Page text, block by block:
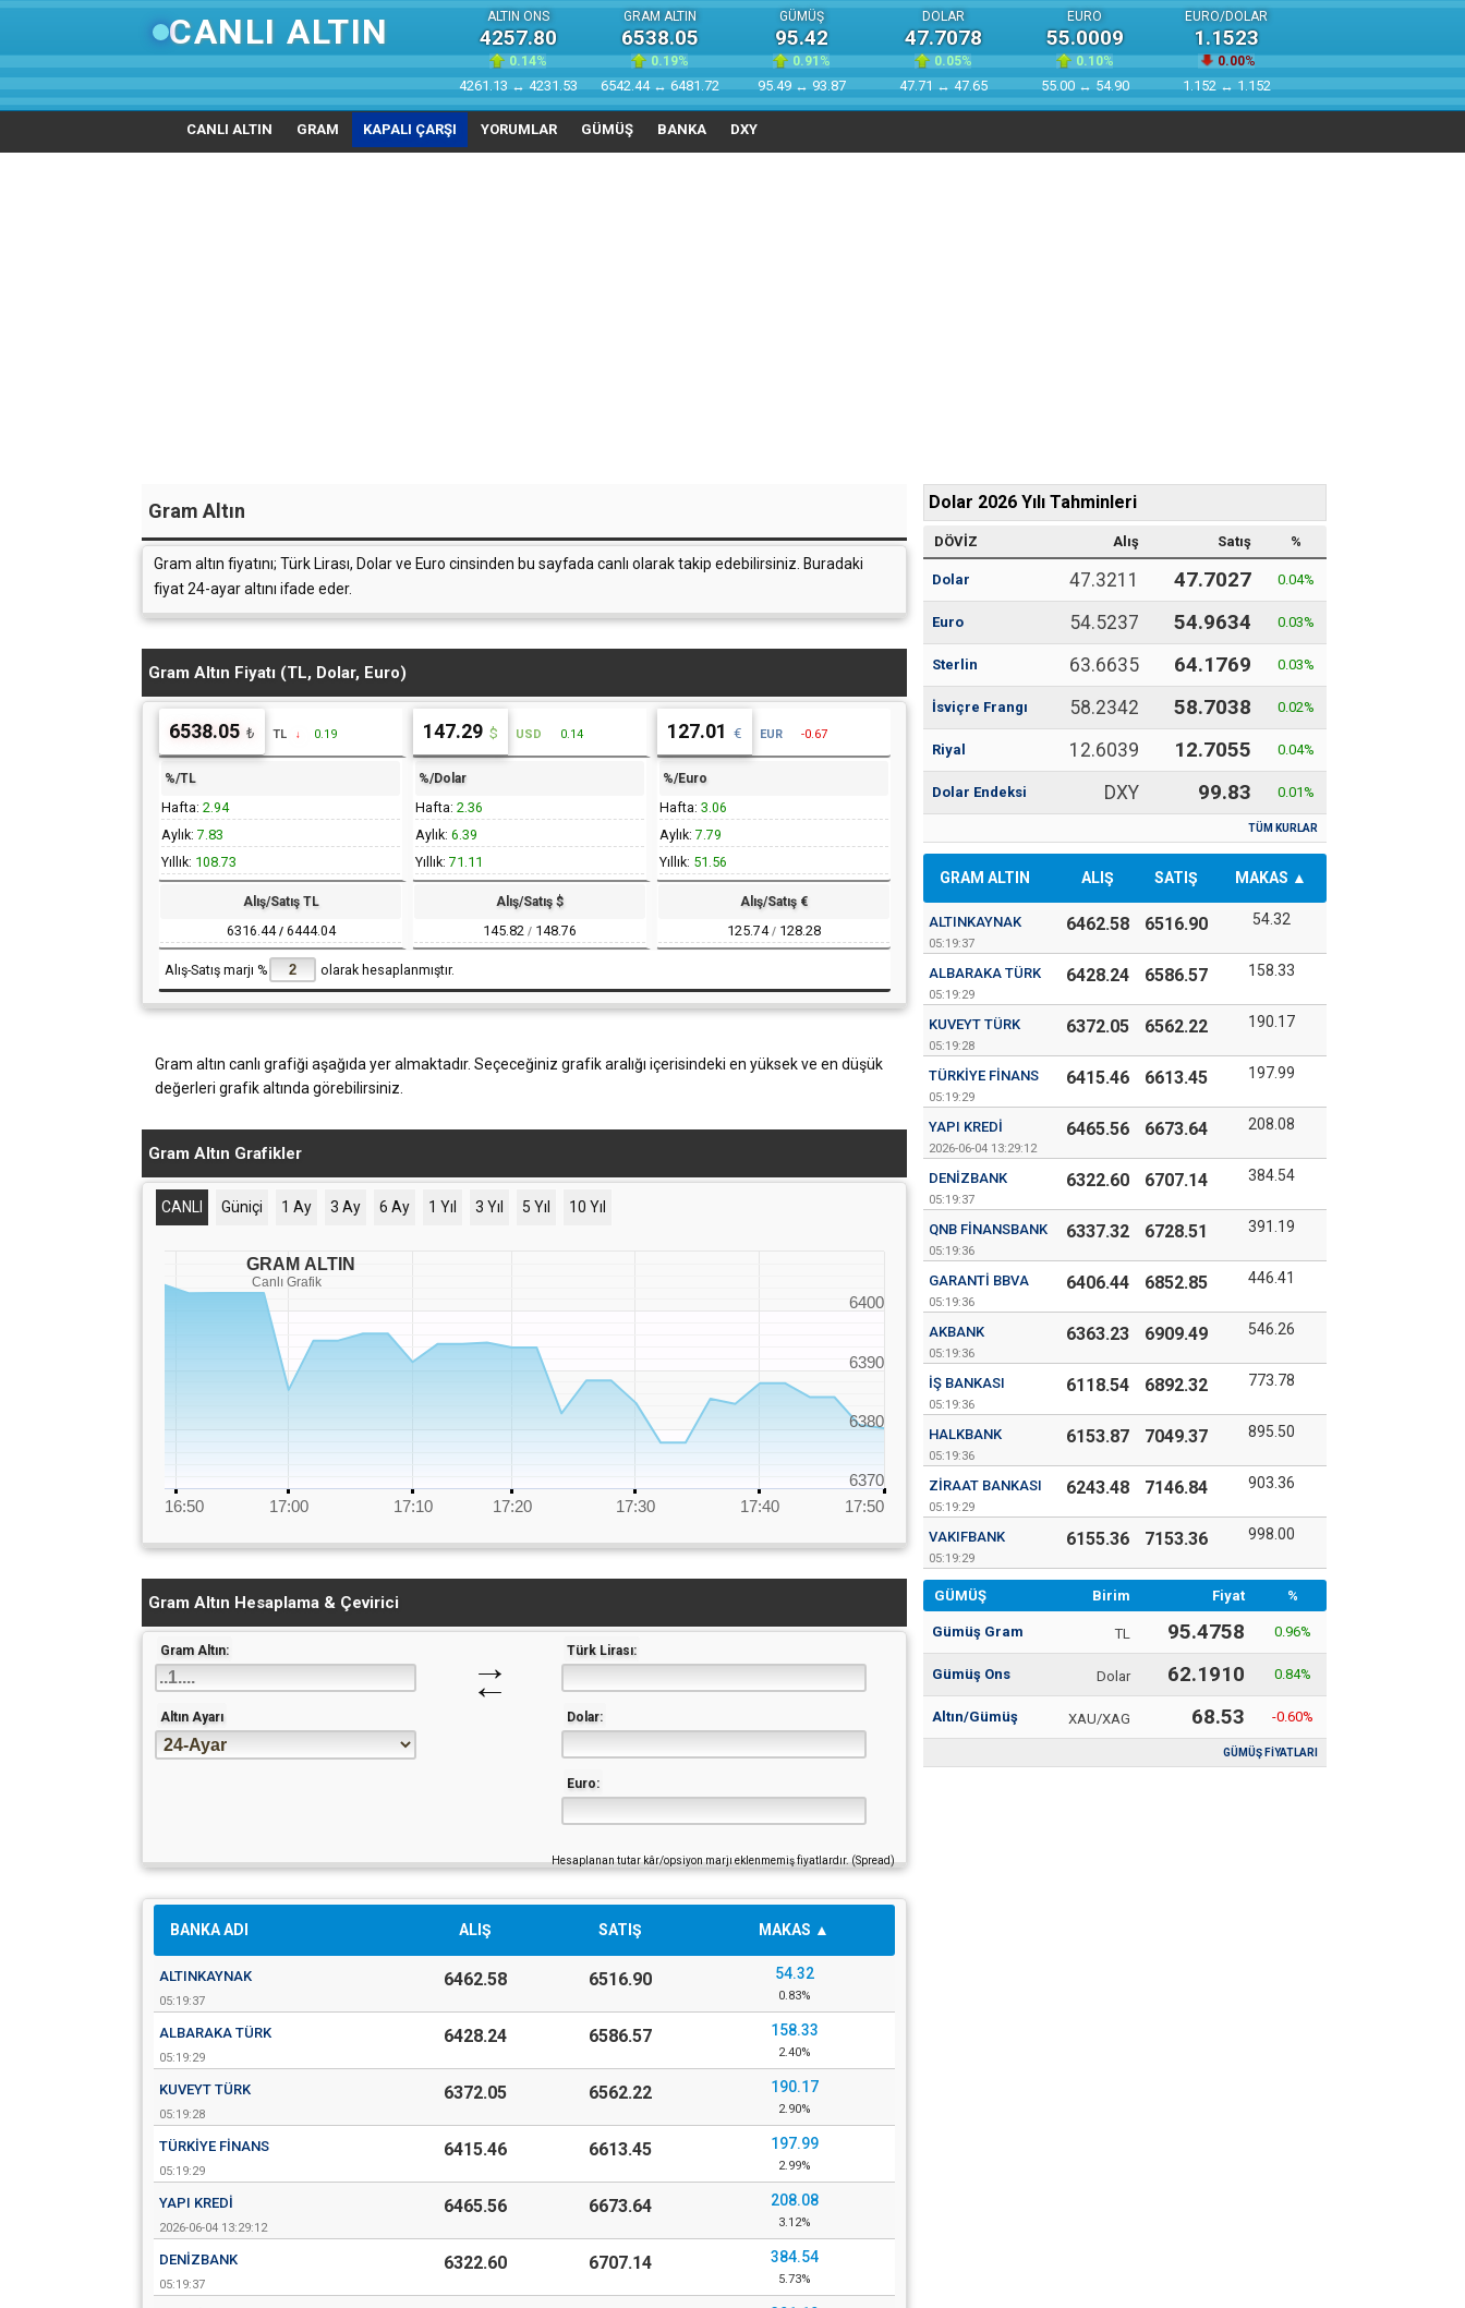
CANLI ALTIN ALTIN ONS
4257.80
0.14%
4261.13 ↔ 4231.53
GRAM ALTIN
6538.05
0.19%
6542.44 ↔ 6481.72
GÜMÜŞ
95.42
0.91 %
95.49 ↔ 93.87
DOLAR
47.7078
0.05%
47.71 ↔ 47.65
EURO
55.0009
0.10%
55.00 ↔ 54.90
EURO/DOLAR
1.1523
0.00%
1.152 ↔ 1.152
CANLI ALTIN GRAM KAPALI ÇARŞI YORUMLAR GÜMÜŞ BANKA DXY
Gram Altın
Gram altın fiyatını; Türk Lirası, Dolar ve Euro cinsinden bu sayfada canlı olarak takip edebilirsiniz. Buradaki
fiyat 24-ayar altını ifade eder.
Gram Altın Fiyatı (TL, Dolar, Euro)
6538.05 TL ↓ 0.19 147.29 USD 0.14 127.01 EUR -0.67
%/TL
Hafta: 2.94
Aylık: 7.83
Yıllık: 108.73
%/Dolar
Hafta: 2.36
Aylık: 6.39
Yıllık: 71.11
%/Euro
Hafta: 3.06
Aylık: 7.79
Yıllık: 51.56
Alış/Satış TL
6316.44 / 6444.04
Alış/Satış $
145.82 / 148.76
Alış/Satış €
125.74 / 128.28
Alış-Satış marjı % olarak hesaplanmıştır.
Gram altın canlı grafiği aşağıda yer almaktadır. Seçeceğiniz grafik aralığı içerisindeki en yüksek ve en düşük
değerleri grafik altında görebilirsiniz.
Gram Altın Grafikler
CANLI Güniçi 1 Ay 3 Ay 6 Ay 1 Yıl 3 Yıl 5 Yıl 10 Yıl
GRAM ALTIN
Canlı Grafik
16:50 17:00 17:10 17:20 17:30 17:40 17:50
6370
6380
6390
6400
Gram Altın Hesaplama & Çevirici
Gram Altın:
Altın Ayarı
→
←
Türk Lirası:
Dolar:
Euro:
Hesaplanan tutar kâr/opsiyon marjı eklenmemiş fiyatlardır. (Spread)
BANKA ADI ALIŞ SATIŞ MAKAS
ALTINKAYNAK
05:19:37
6462.58 6516.90 54.32
0.83%
ALBARAKA TÜRK
05:19:29
6428.24 6586.57 158.33
2.40%
KUVEYT TÜRK
05:19:28
6372.05 6562.22 190.17
2.90%
TÜRKIYE FINANS
05:19:29
6415.46 6613.45 197.99
2.99%
YAPI KREDI
2026-06-04 13:29:12
6465.56 6673.64 208.08
3.12%
DENIZBANK
05:19:37
6322.60 6707.14 384.54
5.73%
Dolar 2026 Yılı Tahminleri
DÖVİZ Alış Satış %
Dolar 47.3211 47.7027 0.04%
Euro 54.5237 54.9634 0.03%
Sterlin 63.6635 64.1769 0.03%
İsviçre Frangı 58.2342 58.7038 0.02%
Riyal 12.6039 12.7055 0.04%
Dolar Endeksi DXY 99.83 0.01 %
TÜM KURLAR
GRAM ALTIN ALIŞ SATIŞ MAKAS
ALTINKAYNAK
05:19:37
6462.58 6516.90 54.32
ALBARAKA TÜRK
05:19:29
6428.24 6586.57 158.33
KUVEYT TÜRK
05:19:28
6372.05 6562.22 190.17
TÜRKIYE FINANS
05:19:29
6415.46 6613.45 197.99
YAPI KREDI
2026-06-04 13:29:12
6465.56 6673.64 208.08
DENIZBANK
05:19:37
6322.60 6707.14 384.54
QNB FINANSBANK
05:19:36
6337.32 6728.51 391.19
GARANTI BBVA
05:19:36
6406.44 6852.85 446.41
AKBANK
05:19:36
6363.23 6909.49 546.26
İŞ BANKASI
05:19:36
6118.54 6892.32 773.78
HALKBANK
05:19:36
6153.87 7049.37 895.50
ZIRAAT BANKASI
05:19:29
6243.48 7146.84 903.36
VAKIFBANK
05:19:29
6155.36 7153.36 998.00
GÜMÜŞ Birim Fiyat %
Gümüş Gram TL 95.4758 0.96%
Gümüş Ons Dolar 62.1910 0.84%
Altın/Gümüş XAU/XAG 68.53 -0.60%
GÜMÜŞ FİYATLARI